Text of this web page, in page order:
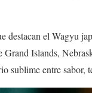
destacan el Wagyu
Islands,
sublime entre sabor,